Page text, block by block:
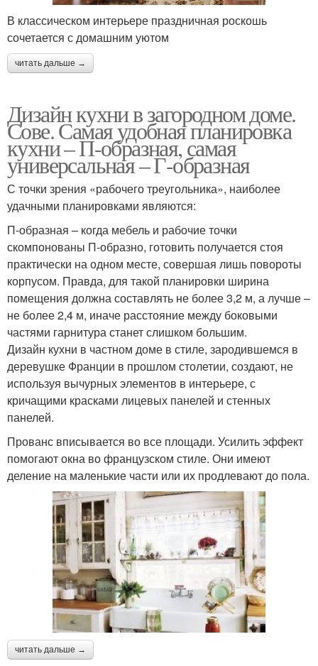
В классическом интерьере праздничная роскошь
сочетается с домашним уютом
читать дальше →
Дизайн кухни в загородном доме.
Сове. Самая удобная планировка
кухни – П-образная, самая
универсальная – Г-образная
С точки зрения «рабочего треугольника», наиболее
удачными планировками являются:
П-образная – когда мебель и рабочие точки
скомпонованы П-образно, готовить получается стоя
практически на одном месте, совершая лишь повороты
корпусом. Правда, для такой планировки ширина
помещения должна составлять не более 3,2 м, а лучше –
не более 2,4 м, иначе расстояние между боковыми
частями гарнитура станет слишком большим.
Дизайн кухни в частном доме в стиле, зародившемся в
деревушке Франции в прошлом столетии, создают, не
используя вычурных элементов в интерьере, с
кричащими красками лицевых панелей и стенных
панелей.
Прованс вписывается во все площади. Усилить эффект
помогают окна во французском стиле. Они имеют
деление на маленькие части или их продлевают до пола.
читать дальше →